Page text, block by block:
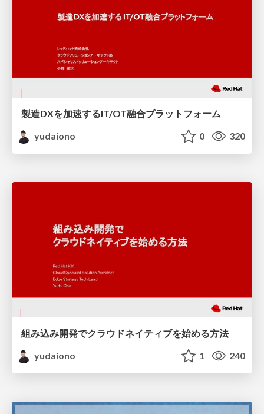
製造DXを加速するIT/OT融合プラットフォーム
yudaiono
0 320
組み込み開発でクラウドネイティブを始める方法
yudaiono
1 240